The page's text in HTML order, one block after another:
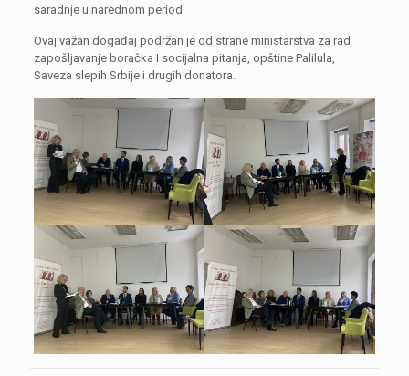
saradnje u narednom period.
Ovaj važan događaj podržan je od strane ministarstva za rad
zapošljavanje boračka I socijalna pitanja, opštine Palilula,
Saveza slepih Srbije i drugih donatora.